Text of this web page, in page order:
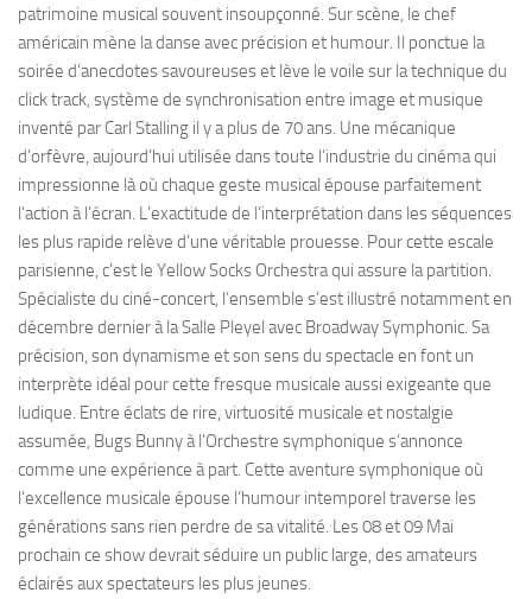
patrimoine musical souvent insoupçonné. Sur scène, le chef
américain mène la danse avec précision et humour. Il ponctue la
soirée d’anecdotes savoureuses et lève le voile sur la technique du
click track, système de synchronisation entre image et musique
inventé par Carl Stalling il y a plus de 70 ans. Une mécanique
d’orfèvre, aujourd’hui utilisée dans toute l’industrie du cinéma qui
impressionne là où chaque geste musical épouse parfaitement
l’action à l’écran. L’exactitude de l’interprétation dans les séquences
les plus rapide relève d’une véritable prouesse. Pour cette escale
parisienne, c’est le Yellow Socks Orchestra qui assure la partition.
Spécialiste du ciné-concert, l’ensemble s’est illustré notamment en
décembre dernier à la Salle Pleyel avec Broadway Symphonic. Sa
précision, son dynamisme et son sens du spectacle en font un
interprète idéal pour cette fresque musicale aussi exigeante que
ludique. Entre éclats de rire, virtuosité musicale et nostalgie
assumée, Bugs Bunny à l’Orchestre symphonique s’annonce
comme une expérience à part. Cette aventure symphonique où
l’excellence musicale épouse l’humour intemporel traverse les
générations sans rien perdre de sa vitalité. Les 08 et 09 Mai
prochain ce show devrait séduire un public large, des amateurs
éclairés aux spectateurs les plus jeunes.